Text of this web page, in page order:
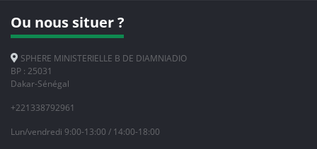
Ou nous situer ?
SPHERE MINISTERIELLE B DE DIAMNIADIO
BP : 25031
Dakar-Sénégal
+221338792961
Lun/vendredi 9:00-13:00 / 14:00-18:00